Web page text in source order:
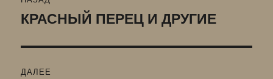
по
Предыдущая
КРАСНЫЙ ПЕРЕЦ И ДРУГИЕ
ДАЛЕЕ